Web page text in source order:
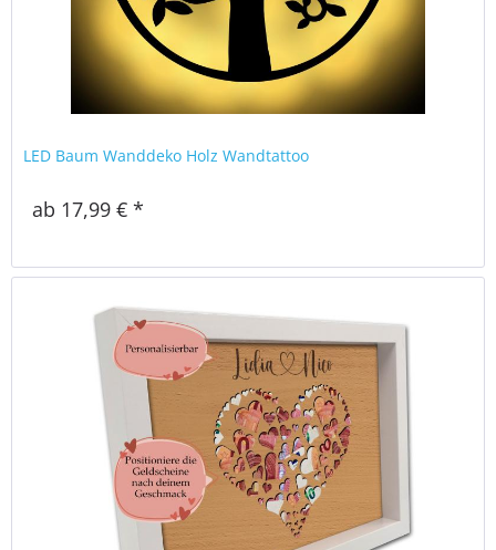
LED Baum Wanddeko Holz Wandtattoo
ab 17,99 € *